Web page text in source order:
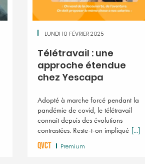
LUNDI 10 FÉVRIER 2025
Télétravail : une
approche étendue
chez Yescapa
Adopté à marche forcé pendant la
pandémie de covid, le télétravail
connaît depuis des évolutions
contrastées. Reste-t-on impliqué [...]
QVCT Premium